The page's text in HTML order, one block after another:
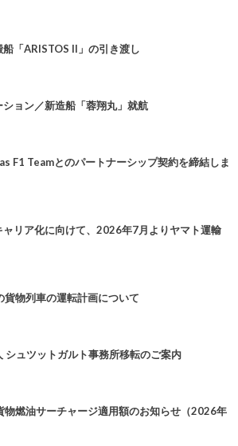
「ARISTOS II」の引き渡し
ョン／新造船「蓉翔丸」就航
F1 Teamとのパートナーシップ契約を締結しま
ャリア化に向けて、2026年7月よりヤマト運輸
貨物列車の運転計画について
シュツットガルト事務所移転のご案内
物燃油サーチャージ適用額のお知らせ（2026年